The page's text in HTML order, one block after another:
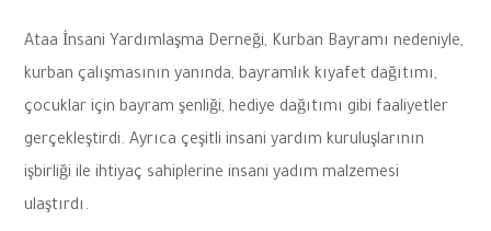
Ataa İnsani Yardımlaşma Derneği, Kurban Bayramı nedeniyle,
kurban çalışmasının yanında, bayramlık kıyafet dağıtımı,
çocuklar için bayram şenliği, hediye dağıtımı gibi faaliyetler
gerçekleştirdi. Ayrıca çeşitli insani yardım kuruluşlarının
işbirliği ile ihtiyaç sahiplerine insani yadım malzemesi
ulaştırdı.